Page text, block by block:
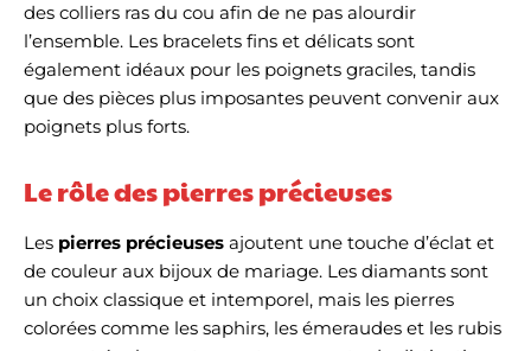
des colliers ras du cou afin de ne pas alourdir
l’ensemble. Les bracelets fins et délicats sont
également idéaux pour les poignets graciles, tandis
que des pièces plus imposantes peuvent convenir aux
poignets plus forts.
Le rôle des pierres précieuses
Les pierres précieuses ajoutent une touche d’éclat et
de couleur aux bijoux de mariage. Les diamants sont
un choix classique et intemporel, mais les pierres
colorées comme les saphirs, les émeraudes et les rubis